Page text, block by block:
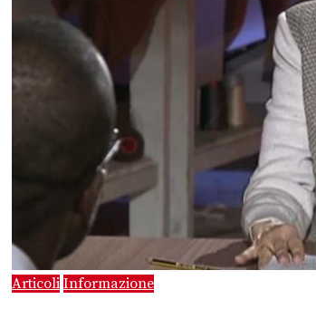
Articoli Informazione